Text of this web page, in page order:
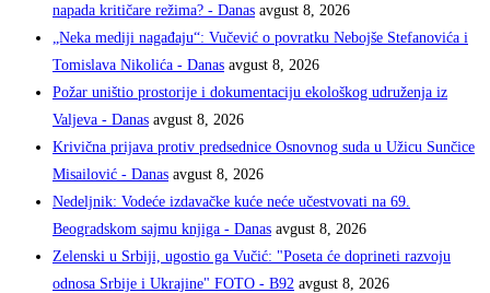
napada kritičare režima? - Danas avgust 8, 2026
„Neka mediji nagađaju“: Vučević o povratku Nebojše Stefanovića i
Tomislava Nikolića - Danas avgust 8, 2026
Požar uništio prostorije i dokumentaciju ekološkog udruženja iz
Valjeva - Danas avgust 8, 2026
Krivična prijava protiv predsednice Osnovnog suda u Užicu Sunčice
Misailović - Danas avgust 8, 2026
Nedeljnik: Vodeće izdavačke kuće neće učestvovati na 69.
Beogradskom sajmu knjiga - Danas avgust 8, 2026
Zelenski u Srbiji, ugostio ga Vučić: "Poseta će doprineti razvoju
odnosa Srbije i Ukrajine" FOTO - B92 avgust 8, 2026